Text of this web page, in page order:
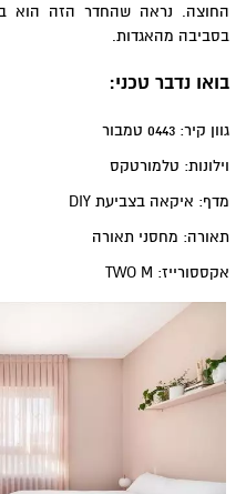
החוצה. נראה שהחדר הזה הוא
בסביבה מהאגדות.
בואו נדבר טכני:
גוון קיר: 0443 טמבור
וילונות: טלמורטקס
מדף: איקאה בצביעת DIY
תאורה: מחסני תאורה
אקססורייז: TWO M